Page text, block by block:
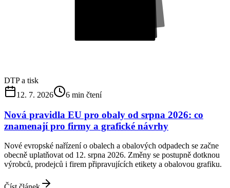
DTP a tisk
12. 7. 2026
6 min čtení
Nová pravidla EU pro obaly od srpna 2026: co
znamenají pro firmy a grafické návrhy
Nové evropské nařízení o obalech a obalových odpadech se začne
obecně uplatňovat od 12. srpna 2026. Změny se postupně dotknou
výrobců, prodejců i firem připravujících etikety a obalovou grafiku.